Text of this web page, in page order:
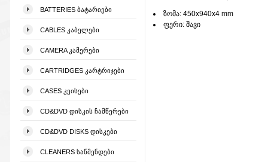
BATTERIES ᲑᲐᲢᲐᲠᲘᲔᲑᲘ
CABLES ᲙᲐᲑᲔᲚᲔᲑᲘ
CAMERA ᲙᲐᲛᲔᲠᲔᲑᲘ
CARTRIDGES ᲙᲐᲠᲢᲠᲘᲯᲔᲑᲘ
CASES ᲙᲔᲘᲡᲔᲑᲘ
CD&DVD ᲓᲘᲡᲙᲘᲡ ᲩᲐᲛᲬᲔᲠᲔᲑᲘ
CD&DVD DISKS ᲓᲘᲡᲙᲔᲑᲘ
CLEANERS ᲡᲐᲬᲛᲔᲜᲓᲔᲑᲘ
ზომა: 450x940x4 mm
ფერი: შავი